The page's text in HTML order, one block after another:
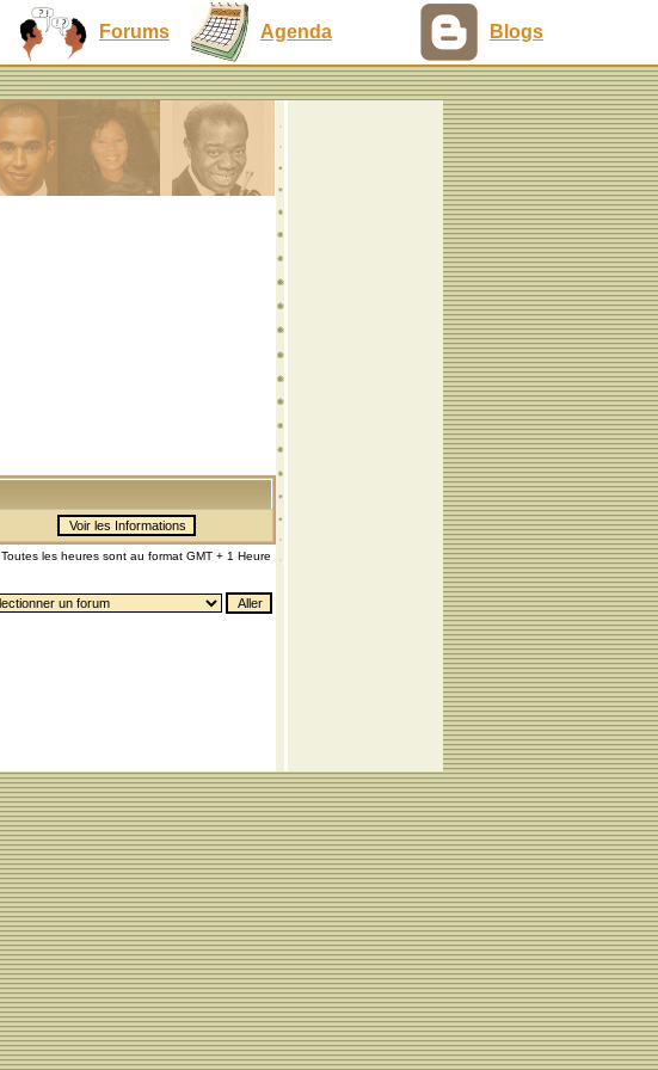
Forums Agenda Blogs
Toutes les heures sont au format GMT + 1 Heure